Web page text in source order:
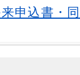
申込書・